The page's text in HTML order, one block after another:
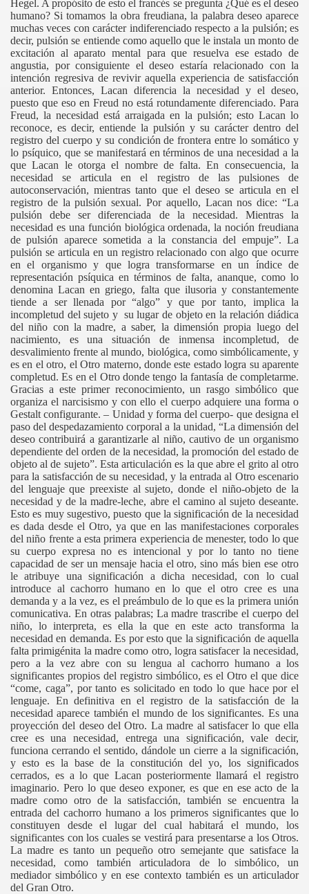
Hegel. A propósito de esto el francés se pregunta ¿Qué es el deseo
humano? Si tomamos la obra freudiana, la palabra deseo aparece
muchas veces con carácter indiferenciado respecto a la pulsión; es
decir, pulsión se entiende como aquello que le instala un monto de
excitación al aparato mental para que resuelva ese estado de
angustia, por consiguiente el deseo estaría relacionado con la
intención regresiva de revivir aquella experiencia de satisfacción
anterior. Entonces, Lacan diferencia la necesidad y el deseo,
puesto que eso en Freud no está rotundamente diferenciado. Para
Freud, la necesidad está arraigada en la pulsión; esto Lacan lo
reconoce, es decir, entiende la pulsión y su carácter dentro del
registro del cuerpo y su condición de frontera entre lo somático y
lo psíquico, que se manifestará en términos de una necesidad a la
que Lacan le otorga el nombre de falta. En consecuencia, la
necesidad se articula en el registro de las pulsiones de
autoconservación, mientras tanto que el deseo se articula en el
registro de la pulsión sexual. Por aquello, Lacan nos dice: “La
pulsión debe ser diferenciada de la necesidad. Mientras la
necesidad es una función biológica ordenada, la noción freudiana
de pulsión aparece sometida a la constancia del empuje”. La
pulsión se articula en un registro relacionado con algo que ocurre
en el organismo y que logra transformarse en un índice de
representación psíquica en términos de falta, ananque, como lo
denomina Lacan en griego, falta que ilusoria y constantemente
tiende a ser llenada por “algo” y que por tanto, implica la
incompletud del sujeto y su lugar de objeto en la relación diádica
del niño con la madre, a saber, la dimensión propia luego del
nacimiento, es una situación de inmensa incompletud, de
desvalimiento frente al mundo, biológica, como simbólicamente, y
es en el otro, el Otro materno, donde este estado logra su aparente
completud. Es en el Otro donde tengo la fantasía de completarme.
Gracias a este primer reconocimiento, un rasgo simbólico que
organiza el narcisismo y con ello el cuerpo adquiere una forma o
Gestalt configurante. – Unidad y forma del cuerpo- que designa el
paso del despedazamiento corporal a la unidad, “La dimensión del
deseo contribuirá a garantizarle al niño, cautivo de un organismo
dependiente del orden de la necesidad, la promoción del estado de
objeto al de sujeto”. Esta articulación es la que abre el grito al otro
para la satisfacción de su necesidad, y la entrada al Otro escenario
del lenguaje que preexiste al sujeto, donde el niño-objeto de la
necesidad y de la madre-leche, abre el camino al sujeto deseante.
Esto es muy sugestivo, puesto que la significación de la necesidad
es dada desde el Otro, ya que en las manifestaciones corporales
del niño frente a esta primera experiencia de menester, todo lo que
su cuerpo expresa no es intencional y por lo tanto no tiene
capacidad de ser un mensaje hacia el otro, sino más bien ese otro
le atribuye una significación a dicha necesidad, con lo cual
introduce al cachorro humano en lo que el otro cree es una
demanda y a la vez, es el preámbulo de lo que es la primera unión
comunicativa. En otras palabras; La madre trascribe el cuerpo del
niño, lo interpreta, es ella la que en este acto transforma la
necesidad en demanda. Es por esto que la significación de aquella
falta primigénita la madre como otro, logra satisfacer la necesidad,
pero a la vez abre con su lengua al cachorro humano a los
significantes propios del registro simbólico, es el Otro el que dice
“come, caga”, por tanto es solicitado en todo lo que hace por el
lenguaje. En definitiva en el registro de la satisfacción de la
necesidad aparece también el mundo de los significantes. Es una
proyección del deseo del Otro. La madre al satisfacer lo que ella
cree es una necesidad, entrega una significación, vale decir,
funciona cerrando el sentido, dándole un cierre a la significación,
y esto es la base de la constitución del yo, los significados
cerrados, es a lo que Lacan posteriormente llamará el registro
imaginario. Pero lo que deseo exponer, es que en ese acto de la
madre como otro de la satisfacción, también se encuentra la
entrada del cachorro humano a los primeros significantes que lo
constituyen desde el lugar del cual habitará el mundo, los
significantes con los cuales se vestirá para presentarse a los Otros.
La madre es tanto un pequeño otro semejante que satisface la
necesidad, como también articuladora de lo simbólico, un
mediador simbólico y en ese contexto también es un articulador
del Gran Otro.